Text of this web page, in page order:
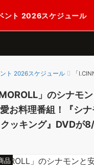
ント 2026スケジュール
ト 2026スケジュール 「I.CINNAMOROLL」のシナ
」のシナモ
お料理番組！『シ
ッキング』DVDが
品